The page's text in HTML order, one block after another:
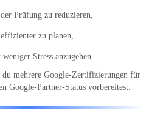
Prüfung zu reduzieren,
zu planen,
Stress anzugehen.
du mehrere Google-Zertifizierungen für
Google-Partner-Status vorbereitest.